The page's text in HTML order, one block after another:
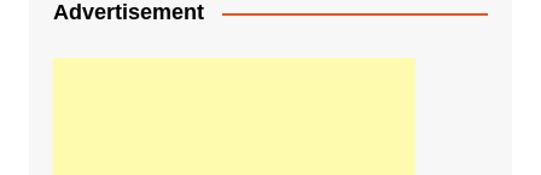
Advertisement